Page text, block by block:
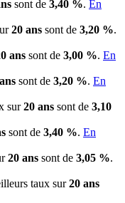
sont de 3,40 %. En
20 ans sont de 3,20 %.
ans sont de 3,00 %. En
sont de 3,20 %. En
sur20 ans sont de 3,10
sont de 3,40 %. En
20 ans sont de 3,05 %.
taux sur20 ans